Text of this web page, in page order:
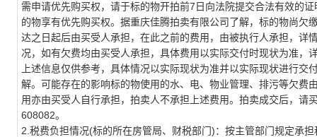
需申请优先购买权，请于标的物开拍前7日 向法院提交合法有效的
的物享有优先购买权。据重庆佳腾拍卖有限公司了解，标的物尚欠
达之日起后由买受人承担， 在此之前的费用，由被执行人承担， 详
况，如有欠费均由买受人承担，具体费用以实际交付时现状为准，
上述信息仅供参考，具体情况以实际现状为准并以实际现状进行
解。可能存在的影响标的物使用的水、电、物业管理、排污等欠
用亦由买受人自行承担，拍卖人不承担上述费用。拍卖成交后，请
608082。
2.税费负担情况(标的所在房管局、财税部门)：按主管部门规定承